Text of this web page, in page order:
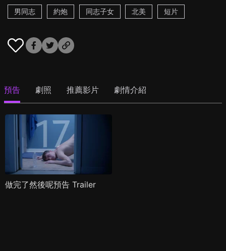
男同志
約炮 同志子女 北美 短片
預告 劇照 推薦影片 劇情介紹
做完了然後呢預告 Trailer